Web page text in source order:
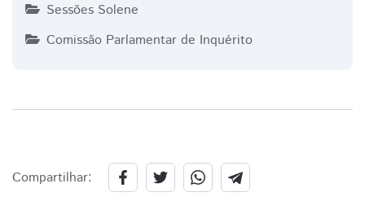
Sessões Solene
Comissão Parlamentar de Inquérito
Compartilhar: